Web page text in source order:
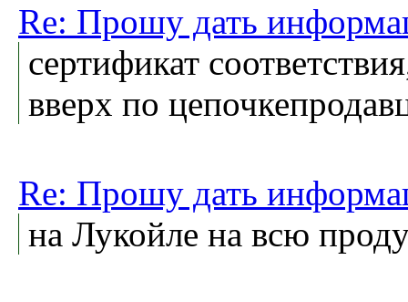
Re: Прошу дать
сертификат
вверх по
Re: Прошу дать
на Лукойле на всю